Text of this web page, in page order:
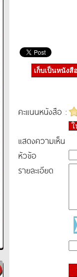
เก็บเป็นหนังสื
คะแนนหนังสือ :
แสดงความเห็น
หัวข้อ
รายละเอียด